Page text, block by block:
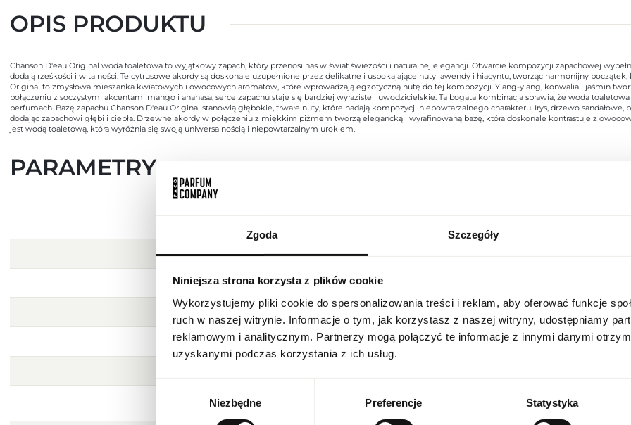
Zgoda Szczegóły
Niniejsza strona korzysta z plików cookie
Wykorzystujemy pliki cookie do spersonalizowania treści i reklam, aby oferować funkcje
ruch w naszej witrynie. Informacje o tym, jak korzystasz z naszej witryny, udostępniamy
reklamowym i analitycznym. Partnerzy mogą połączyć te informacje z innymi danymi
uzyskanymi podczas korzystania z ich usług.
Wybór
Niezbędne Preferencje Statystyka
OPIS PRODUKTU
Chanson D'eau Original woda toaletowa to wyjątkowy zapach, który przenosi nas w świat świeżości i naturalnej elegancji. Otwarcie kompozycji zapachowej
dodają rześkości i witalności. Te cytrusowe akordy są doskonale uzupełnione przez delikatne i uspokajające nuty lawendy i hiacyntu, tworząc harmonijny początek,
Original to zmysłowa mieszanka kwiatowych i owocowych aromatów, które wprowadzają egzotyczną nutę do tej kompozycji. Ylang-ylang, konwalia i jaśmin
połączeniu z soczystymi akcentami mango i ananasa, serce zapachu staje się bardziej wyraziste i uwodzicielskie. Ta bogata kombinacja sprawia, że woda
perfumach. Bazę zapachu Chanson D'eau Original stanowią głębokie, trwałe nuty, które nadają kompozycji niepowtarzalnego charakteru. Irys, drzewo
dodając zapachowi głębi i ciepła. Drzewne akordy w połączeniu z miękkim piżmem tworzą elegancką i wyrafinowaną bazę, która doskonale kontrastuje z
jest wodą toaletową, która wyróżnia się swoją uniwersalnością i niepowtarzalnym urokiem.
PARAMETRY
Kraj pochodzenia
3303 00 90
Stan opakowania oryginalne
Ostrzeżenia
Produkt łatwopalny.
Przechowywać w chłodnym
do użytku zewnętrznego.
USTAWIENIA REGIONALNE
Lokalizacja
Język